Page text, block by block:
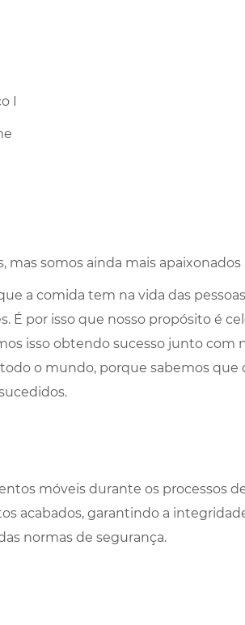
I
mas somos ainda mais
a comida tem na vida das
É por isso que nosso propósito é
isso obtendo sucesso junto com
o mundo, porque sabemos que
móveis durante os processos
acabados, garantindo a
normas de segurança.